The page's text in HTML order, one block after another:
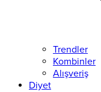
Trendler
Kombinler
Alışveriş
Diyet